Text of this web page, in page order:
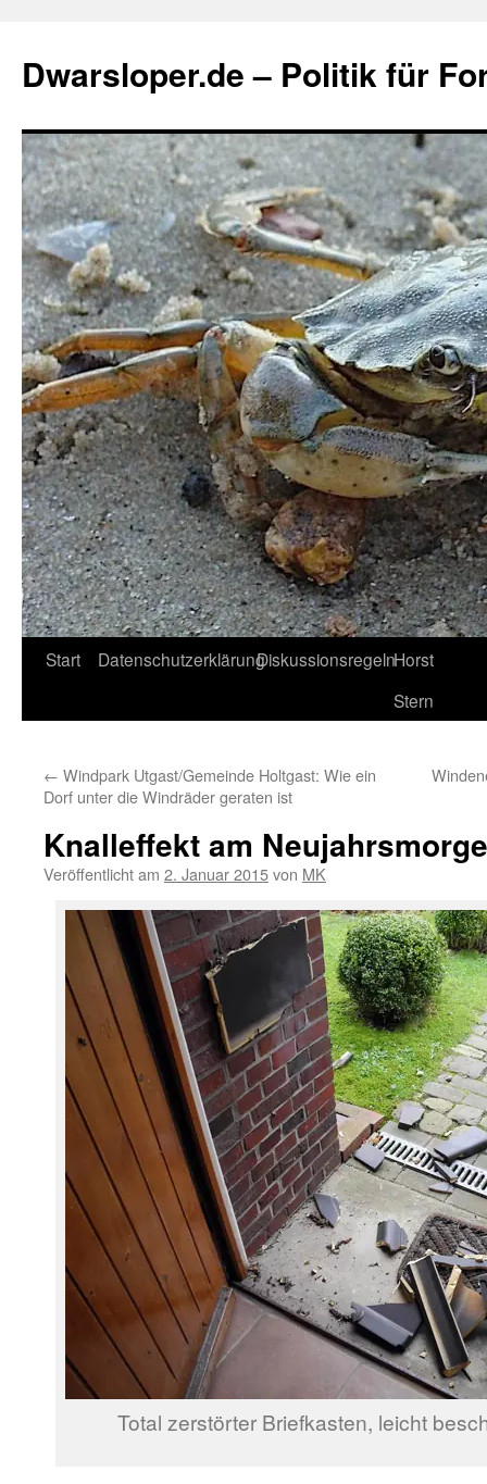
springen
Dwarsloper.de – Politik für
Start DatenschutzerklärungDiskussionsregelnHorst
Stern
← Windpark Utgast/Gemeinde Holtgast: Wie ein
Dorf unter die Windräder geraten ist
Knalleffekt am
Veröffentlicht am 2. Januar 2015von MK
Total zerstörter Briefkasten, leicht